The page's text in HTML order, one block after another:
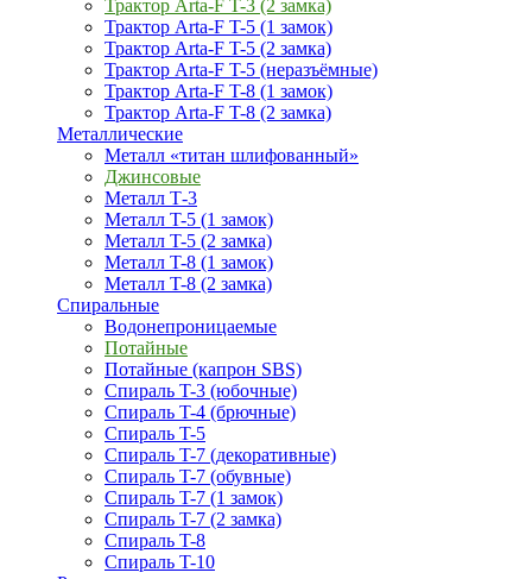
Трактор Arta-F T-3 (2 замка)
Трактор Arta-F T-5 (1 замок)
Трактор Arta-F T-5 (2 замка)
Трактор Arta-F T-5 (неразъёмные)
Трактор Arta-F T-8 (1 замок)
Трактор Arta-F T-8 (2 замка)
Металлические
Металл «титан шлифованный»
Джинсовые
Металл Т-3
Металл T-5 (1 замок)
Металл T-5 (2 замка)
Металл T-8 (1 замок)
Металл T-8 (2 замка)
Спиральные
Водонепроницаемые
Потайные
Потайные (капрон SBS)
Спираль T-3 (юбочные)
Спираль T-4 (брючные)
Спираль T-5
Спираль T-7 (декоративные)
Спираль T-7 (обувные)
Спираль T-7 (1 замок)
Спираль T-7 (2 замка)
Спираль T-8
Спираль T-10